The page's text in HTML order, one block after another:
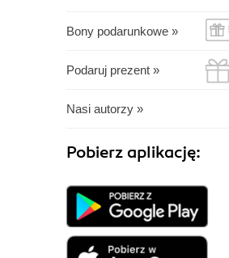
Bony podarunkowe »
Podaruj prezent »
Nasi autorzy »
Pobierz aplikację: